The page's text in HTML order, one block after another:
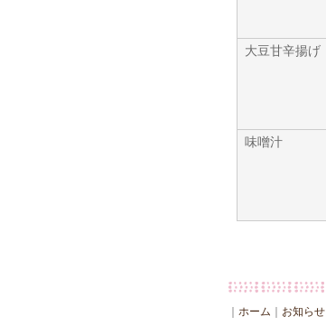
大豆甘辛揚げ
味噌汁
ホーム お知らせ